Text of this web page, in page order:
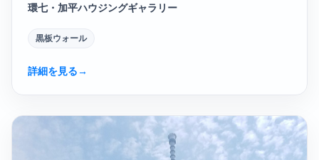
環七・加平ハウジングギャラリー
黒板ウォール
詳細を見る→